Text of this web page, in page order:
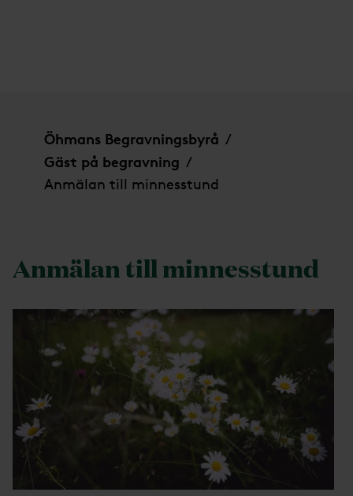
Öhmans Begravningsbyrå /
Gäst på begravning /
Anmälan till minnesstund
Anmälan till minnesstund